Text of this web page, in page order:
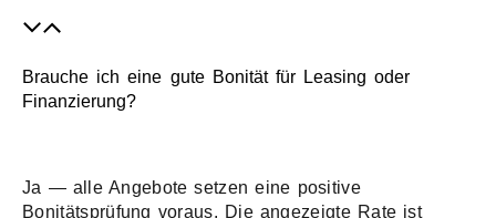
Brauche ich eine gute Bonität für Leasing oder
Finanzierung?
Ja — alle Angebote setzen eine positive
Bonitätsprüfung voraus. Die angezeigte Rate ist